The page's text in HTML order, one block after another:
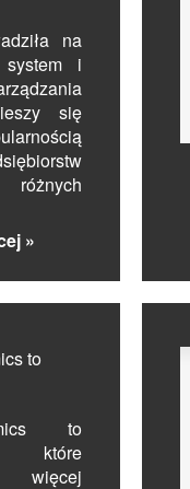
na
system i
się
różnych
»
to
to
które
więcej